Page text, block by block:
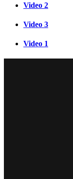
Video 2
Video 3
Video 1